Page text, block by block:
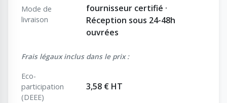
Mode de
livraison
fournisseur certifié ·
Réception sous 24-48h
ouvrées
Frais légaux inclus dans le prix :
Eco-
participation
(DEEE)
3,58 € HT